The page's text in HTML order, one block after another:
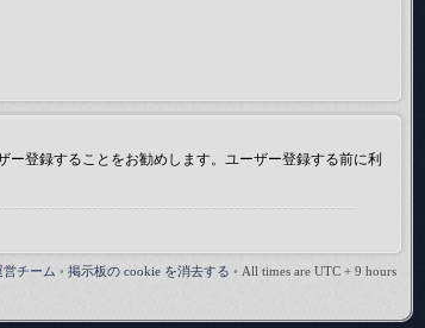
登録することをお勧めします。ユーザー登録する前に利
営チーム • 掲示板の cookie を消去する • All times are UTC + 9 hours